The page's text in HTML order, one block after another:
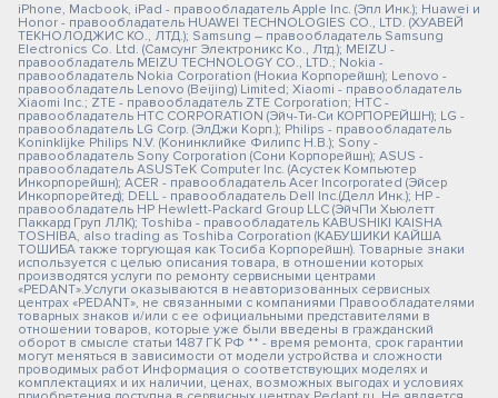
iPhone, Macbook, iPad - правообладатель Apple Inc. (Эпл Инк.); Huawei и
Honor - правообладатель HUAWEI TECHNOLOGIES CO., LTD. (ХУАВЕЙ
ТЕКНОЛОДЖИС КО., ЛТД.); Samsung – правообладатель Samsung
Electronics Co. Ltd. (Самсунг Электроникс Ко., Лтд.); MEIZU -
правообладатель MEIZU TECHNOLOGY CO., LTD.; Nokia -
правообладатель Nokia Corporation (Нокиа Корпорейшн); Lenovo -
правообладатель Lenovo (Beijing) Limited; Xiaomi - правообладатель
Xiaomi Inc.; ZTE - правообладатель ZTE Corporation; HTC -
правообладатель HTC CORPORATION (Эйч-Ти-Си КОРПОРЕЙШН); LG -
правообладатель LG Corp. (ЭлДжи Корп.); Philips - правообладатель
Koninklijke Philips N.V. (Конинклийке Филипс Н.В.); Sony -
правообладатель Sony Corporation (Сони Корпорейшн); ASUS -
правообладатель ASUSTeK Computer Inc. (Асустек Компьютер
Инкорпорейшн); ACER - правообладатель Acer Incorporated (Эйсер
Инкорпорейтед); DELL - правообладатель Dell Inc.(Делл Инк.); HP -
правообладатель HP Hewlett-Packard Group LLC (ЭйчПи Хьюлетт
Паккард Груп ЛЛК); Toshiba - правообладатель KABUSHIKI KAISHA
TOSHIBA, also trading as Toshiba Corporation (КАБУШИКИ КАЙША
ТОШИБА также торгующая как Тосиба Корпорейшн). Товарные знаки
используется с целью описания товара, в отношении которых
производятся услуги по ремонту сервисными центрами
«PEDANT».Услуги оказываются в неавторизованных сервисных
центрах «PEDANT», не связанными с компаниями Правообладателями
товарных знаков и/или с ее официальными представителями в
отношении товаров, которые уже были введены в гражданский
оборот в смысле статьи 1487 ГК РФ ** - время ремонта, срок гарантии
могут меняться в зависимости от модели устройства и сложности
проводимых работ Информация о соответствующих моделях и
комплектациях и их наличии, ценах, возможных выгодах и условиях